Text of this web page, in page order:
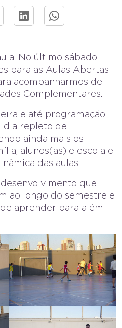
No último sábado,
para as Aulas Abertas
acompanharmos de
Complementares.
e até programação
dia repleto de
ainda mais os
alunos(as) e escola e
das aulas.
que
ao longo do semestre e
aprender para além